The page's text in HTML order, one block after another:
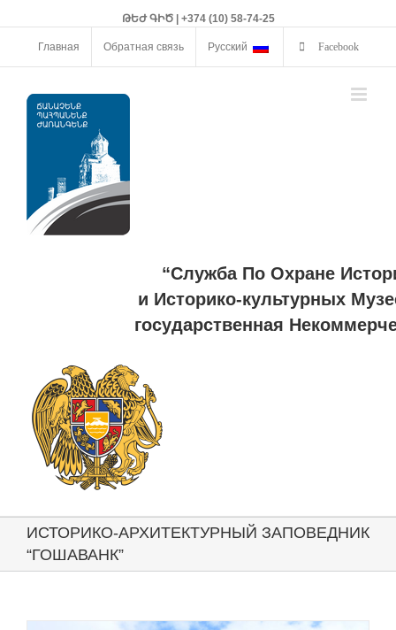
ԹԵԺ ԳԻԾ | +374 (10) 58-74-25
Главная Обратная связь Русский Facebook
“Служба По Охране
и Историко-культурных
государственная
ИСТОРИКО-АРХИТЕКТУРНЫЙ ЗАПОВЕДНИК
“ГОШАВАНК”